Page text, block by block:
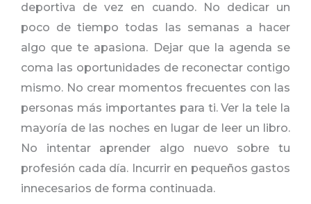
deportiva de vez en cuando. No dedicar un
poco de tiempo todas las semanas a hacer
algo que te apasiona. Dejar que la agenda se
coma las oportunidades de reconectar contigo
mismo. No crear momentos frecuentes con las
personas más importantes para ti. Ver la tele la
mayoría de las noches en lugar de leer un libro.
No intentar aprender algo nuevo sobre tu
profesión cada día. Incurrir en pequeños gastos
innecesarios de forma continuada.